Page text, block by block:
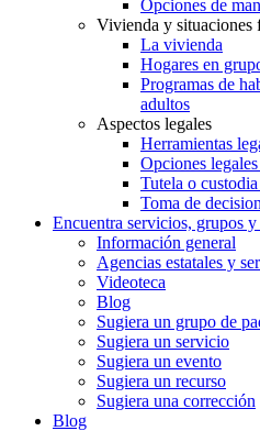
Opciones de
Vivienda y situaciones
La vivienda
Hogares en
Programas de
adultos
Aspectos legales
Herramientas
Opciones
Tutela o
Toma de
Encuentra servicios, grupos y
Información general
Agencias estatales y
Videoteca
Blog
Sugiera un grupo de
Sugiera un servicio
Sugiera un evento
Sugiera un recurso
Sugiera una corrección
Blog